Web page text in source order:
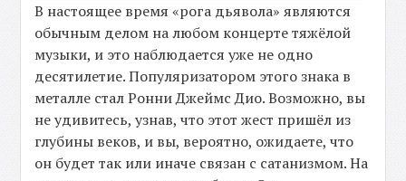
В настоящее время «рога дьявола» являются
обычным делом на любом концерте тяжёлой
музыки, и это наблюдается уже не одно
десятилетие. Популяризатором этого знака в
металле стал Ронни Джеймс Дио. Возможно, вы
не удивитесь, узнав, что этот жест пришёл из
глубины веков, и вы, вероятно, ожидаете, что
он будет так или иначе связан с сатанизмом. На